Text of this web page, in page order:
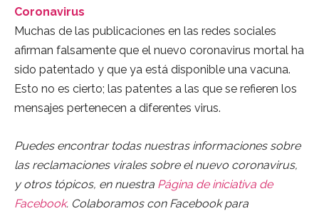
Coronavirus
Muchas de las publicaciones en las redes sociales
afirman falsamente que el nuevo coronavirus mortal ha
sido patentado y que ya está disponible una vacuna.
Esto no es cierto; las patentes a las que se refieren los
mensajes pertenecen a diferentes virus.
Puedes encontrar todas nuestras informaciones sobre
las reclamaciones virales sobre el nuevo coronavirus,
y otros tópicos, en nuestra Página de iniciativa de
Facebook. Colaboramos con Facebook para